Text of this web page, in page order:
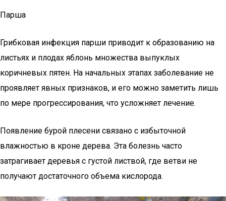
Парша
Грибковая инфекция парши приводит к образованию на
листьях и плодах яблонь множества выпуклых
коричневых пятен. На начальных этапах заболевание не
проявляет явных признаков, и его можно заметить лишь
по мере прогрессирования, что усложняет лечение.
Появление бурой плесени связано с избыточной
влажностью в кроне дерева. Эта болезнь часто
затрагивает деревья с густой листвой, где ветви не
получают достаточного объема кислорода.